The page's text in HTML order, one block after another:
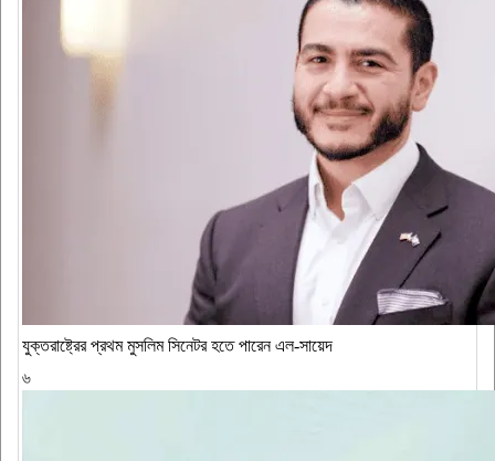
যুক্তরাষ্ট্রের প্রথম মুসলিম সিনেটর হতে পারেন এল-সায়েদ
৬